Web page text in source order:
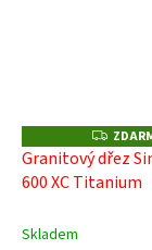
Z
D
A
R
Granitový dřez
600 XC Titanium
Skladem